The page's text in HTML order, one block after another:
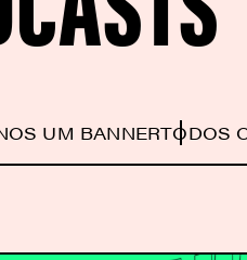
UM BANNERTODOS